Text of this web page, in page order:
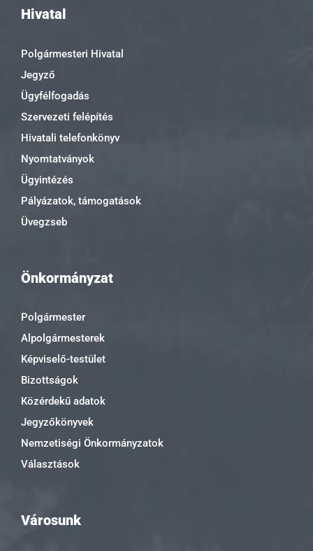
Hivatal
Polgármesteri Hivatal
Jegyző
Ügyfélfogadás
Szervezeti felépítés
Hivatali telefonkönyv
Nyomtatványok
Ügyintézés
Pályázatok, támogatások
Üvegzseb
Önkormányzat
Polgármester
Alpolgármesterek
Képviselő-testület
Bizottságok
Közérdekű adatok
Jegyzőkönyvek
Nemzetiségi Önkormányzatok
Választások
Városunk